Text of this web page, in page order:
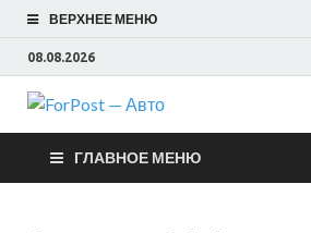
ВЕРХНЕЕ МЕНЮ
08.08.2026
Авто
ГЛАВНОЕ МЕНЮ